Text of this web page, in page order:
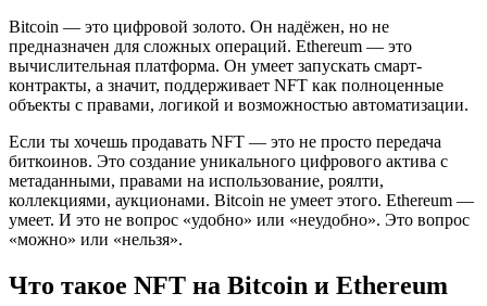
Bitcoin — это цифровой золото. Он надёжен, но не
предназначен для сложных операций. Ethereum — это
вычислительная платформа. Он умеет запускать смарт-
контракты, а значит, поддерживает NFT как полноценные
объекты с правами, логикой и возможностью автоматизации.
Если ты хочешь продавать NFT — это не просто передача
биткоинов. Это создание уникального цифрового актива с
метаданными, правами на использование, роялти,
коллекциями, аукционами. Bitcoin не умеет этого. Ethereum —
умеет. И это не вопрос «удобно» или «неудобно». Это вопрос
«можно» или «нельзя».
Что такое NFT на Bitcoin и Ethereum